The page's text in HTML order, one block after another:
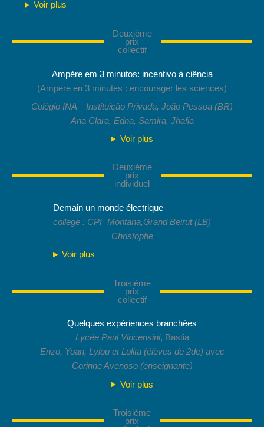
Voir plus
Deuxième
prix
collectif
Ampère em 3 minutos: incentivo à ciência
(Ampère en 3 minutes : encourager les sciences)
Colégio INA – Instituição Privada, João Pessoa (BR)
Ana Clara, Edna, Samira, Jhafia
Voir plus
Deuxième
prix
individuel
Demain un monde électrique
college : CPF Montana,Grand Beirut (LB)
Christophe
Voir plus
Troisième
prix
collectif
Quelques expériences branchées
Lycée Paul Vincensini, Bastia
Enzo, Yoan, Lylou et Lolita (élèves de 2de) avec
Corinne Avenoso(enseignante)
Voir plus
Troisième
prix